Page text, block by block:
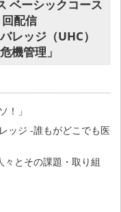
ベーシックコース
配信
レッジ（UHC）
機管理」
！」
ッジ -誰もがどこでも医
々とその課題・取り組